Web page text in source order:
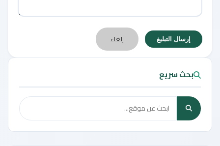
إرسال التبليغ إلغاء
بحث سريع